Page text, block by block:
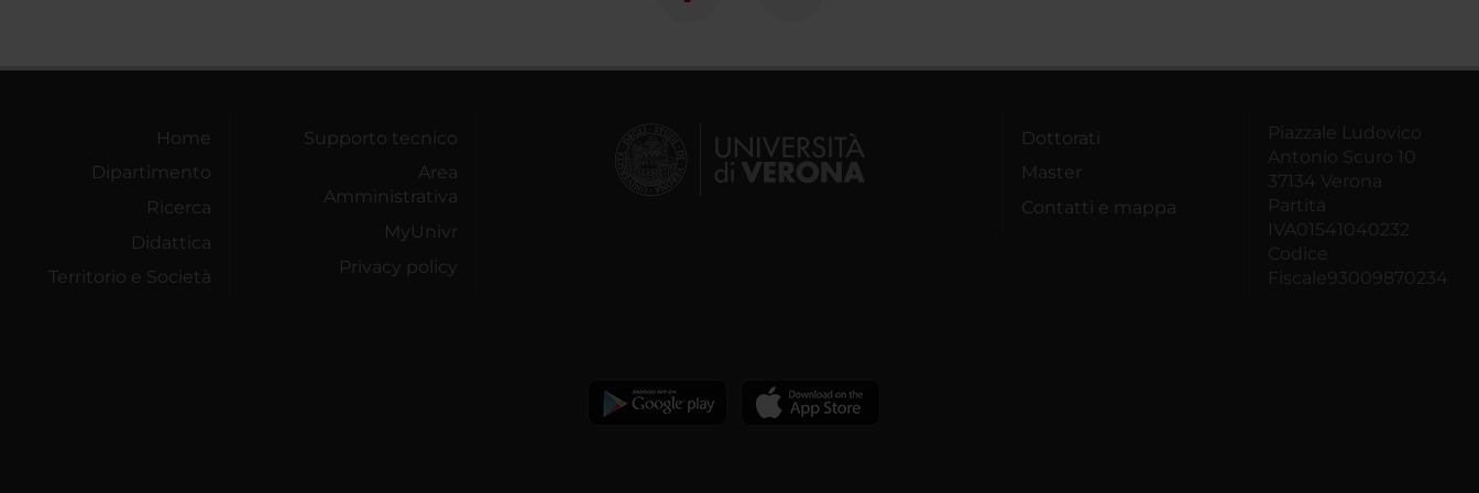
Home
Dipartimento
Ricerca
Didattica
Territorio e Società
Supporto tecnico
Area
Amministrativa
MyUnivr
Privacy policy
Dottorati
Master
Contatti e mappa
Piazzale Ludovico
Antonio Scuro 10
37134 Verona
Partita
IVA01541040232
Codice
Fiscale93009870234